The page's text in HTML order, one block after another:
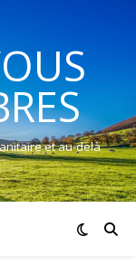
et au-delà